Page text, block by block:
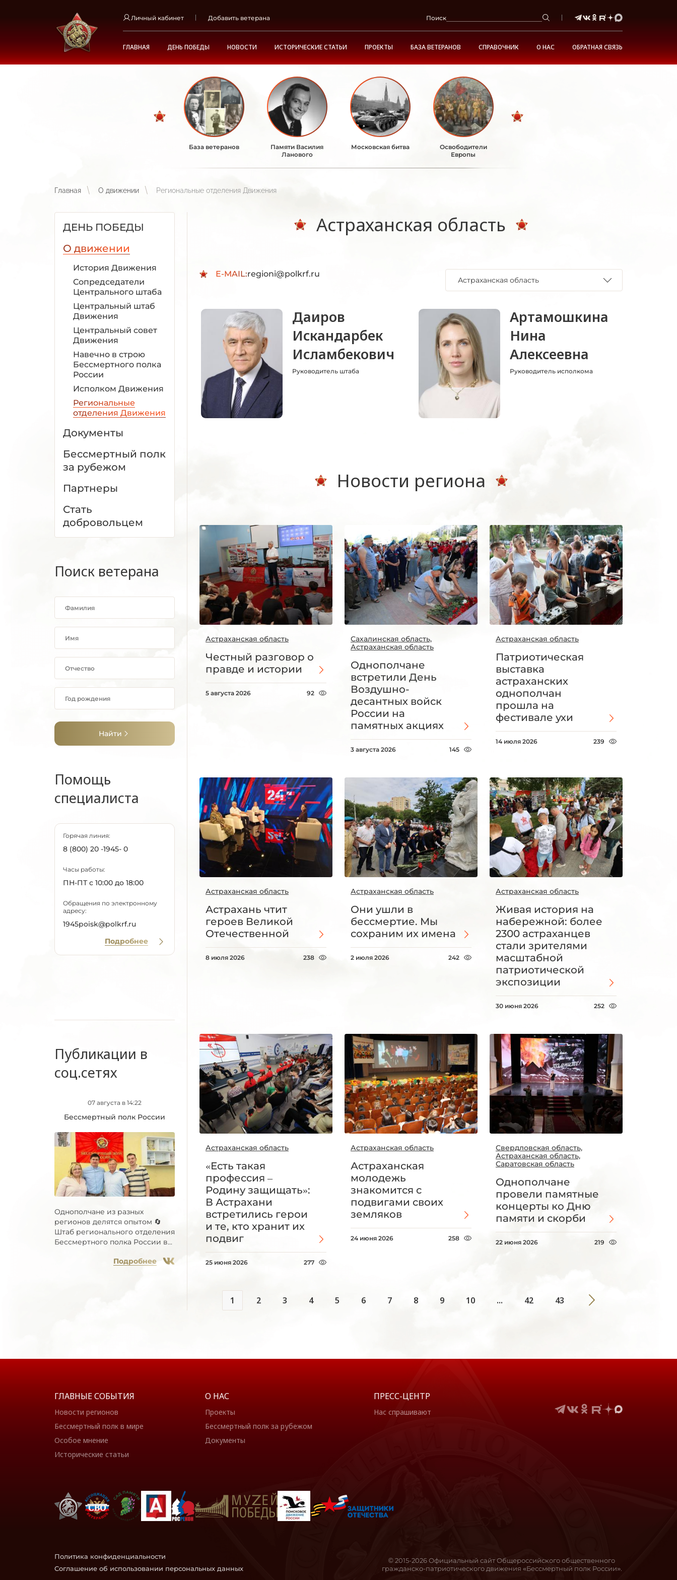
Личный кабинет Добавить ветерана Поиск
ГЛАВНАЯ ДЕНЬ ПОБЕДЫ НОВОСТИ ИСТОРИЧЕСКИЕ СТАТЬИ ПРОЕКТЫ БАЗА ВЕТЕРАНОВ СПРАВОЧНИК О НАС ОБРАТНАЯ СВЯЗЬ
База ветеранов
Памяти Василия
Ланового
Московская битва
Освободители
Европы
Главная О движении Региональные отделения Движения
ДЕНЬ ПОБЕДЫ
О движении
История Движения
Сопредседатели
Центрального штаба
Центральный штаб
Движения
Центральный совет
Движения
Навечно в строю
Бессмертного полка
России
Исполком Движения
Региональные
отделения Движения
Документы
Бессмертный полк
за рубежом
Партнеры
Стать
добровольцем
Поиск ветерана
Найти
Помощь
специалиста
Горячая линия:
8 (800) 20 -1945- 0
Часы работы:
ПН-ПТ с 10:00 до 18:00
Обращения по электронному
адресу:
1945poisk@polkrf.ru
Подробнее
Публикации в
соц.сетях
07 августа в 14:22
Бессмертный полк России
Однополчане из разных
регионов делятся опытом 🔄
Штаб регионального отделения
Бессмертного полка России в...
Подробнее
Астраханская область
E-MAIL:regioni@polkrf.ru
Астраханская область
Даиров
Искандарбек
Исламбекович
Руководитель штаба
Артамошкина
Нина
Алексеевна
Руководитель исполкома
Новости региона
Астраханская область
Честный разговор о
правде и истории
5 августа 2026 92
Сахалинская область,
Астраханская область
Однополчане
встретили День
Воздушно-
десантных войск
России на
памятных акциях
3 августа 2026 145
Астраханская область
Патриотическая
выставка
астраханских
однополчан
прошла на
фестивале ухи
14 июля 2026 239
Астраханская область
Астрахань чтит
героев Великой
Отечественной
8 июля 2026 238
Астраханская область
Они ушли в
бессмертие. Мы
сохраним их имена
2 июля 2026 242
Астраханская область
Живая история на
набережной: более
2300 астраханцев
стали зрителями
масштабной
патриотической
экспозиции
30 июня 2026 252
Астраханская область
«Есть такая
профессия –
Родину защищать»:
В Астрахани
встретились герои
и те, кто хранит их
подвиг
25 июня 2026 277
Астраханская область
Астраханская
молодежь
знакомится с
подвигами своих
земляков
24 июня 2026 258
Свердловская область,
Астраханская область,
Саратовская область
Однополчане
провели памятные
концерты ко Дню
памяти и скорби
22 июня 2026 219
1 2 3 4 5 6 7 8 9 10 ... 42 43
ГЛАВНЫЕ СОБЫТИЯ
Новости регионов
Бессмертный полк в мире
Особое мнение
Исторические статьи
О НАС
Проекты
Бессмертный полк за рубежом
Документы
ПРЕСС-ЦЕНТР
Нас спрашивают
Политика конфиденциальности
Соглашение об использовании персональных данных
© 2015-2026 Официальный сайт Общероссийского общественного
гражданско-патриотического движения «Бессмертный полк России».